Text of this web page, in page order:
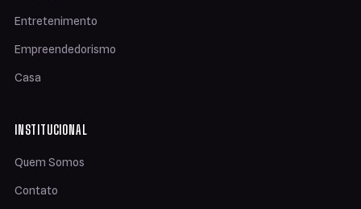
Entretenimento
Empreendedorismo
Casa
INSTITUCIONAL
Quem Somos
Contato